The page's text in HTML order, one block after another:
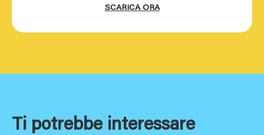
SCARICA ORA
Ti potrebbe interessare